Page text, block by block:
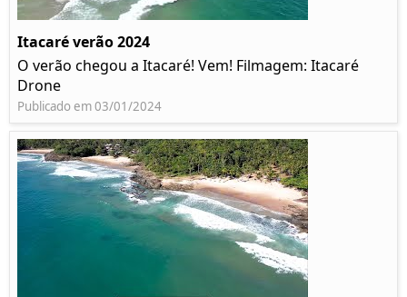
Itacaré verão 2024
O verão chegou a Itacaré! Vem! Filmagem: Itacaré
Drone
Publicado em 03/01/2024